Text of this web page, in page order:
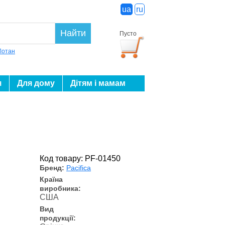
ua ru
Пусто
Найти
Для дому Дітям і мамам
Код товару: PF-01450
Бренд: Pacifica
Країна
виробника:
США
Вид
продукції: